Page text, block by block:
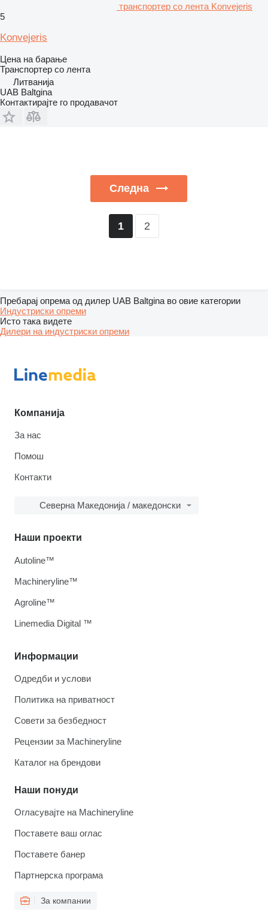
транспортер со лента Konvejeris
5
Konvejeris
Цена на барање
Транспортер со лента
Литванија
UAB Baltgina
Контактирајте го продавачот
Следна
1 2
Пребарај опрема од дилер UAB Baltgina во овие категории
Индустриски опреми
Исто така видете
Дилери на индустриски опреми
Компанија
За нас
Помош
Контакти
Северна Македонија / македонски
Информации
Одредби и услови
Политика на приватност
Совети за безбедност
Рецензии за Machineryline
Каталог на брендови
Наши понуди
Огласувајте на Machineryline
Поставете ваш оглас
Поставете банер
Партнерска програма
За компании
Наши проекти
Autoline™
Machineryline™
Agroline™
Linemedia Digital ™